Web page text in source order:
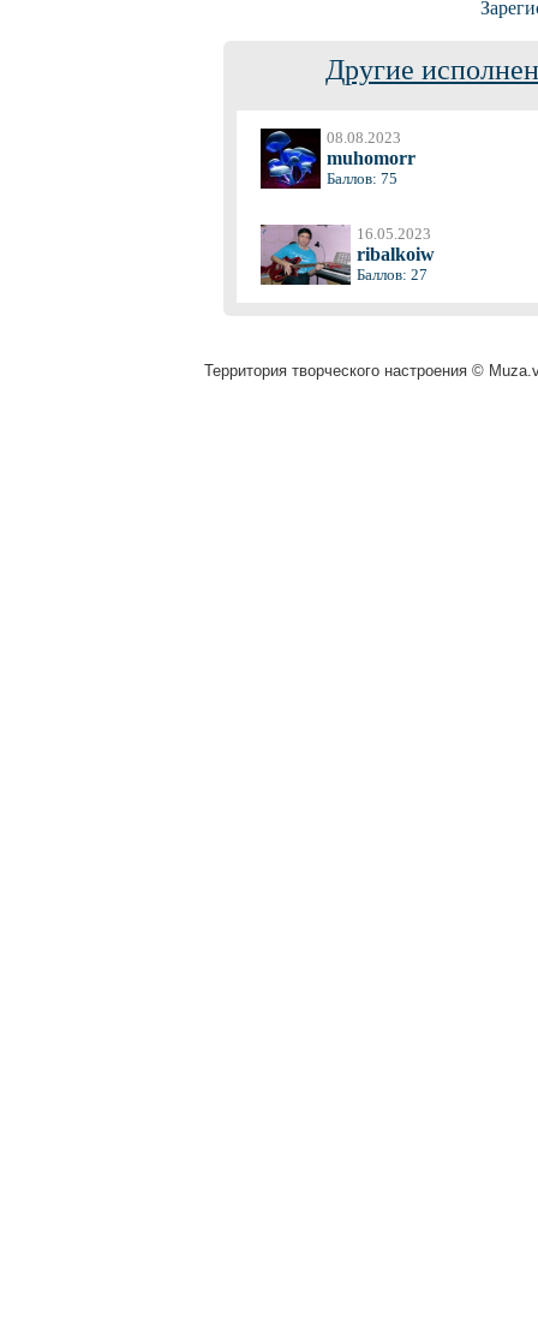
Другие
08.08.2023
muhomorr
Баллов: 75
16.05.2023
ribalkoiw
Баллов: 27
Территория творческого настроения ©